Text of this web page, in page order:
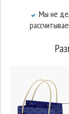
Мы не